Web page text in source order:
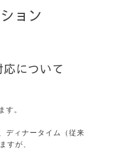
ョン
について
す。
ディナータイム（従来
すが、